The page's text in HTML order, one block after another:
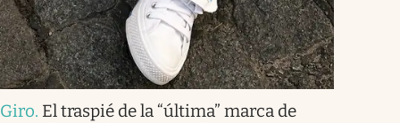
Giro. El traspié de la “última” marca de